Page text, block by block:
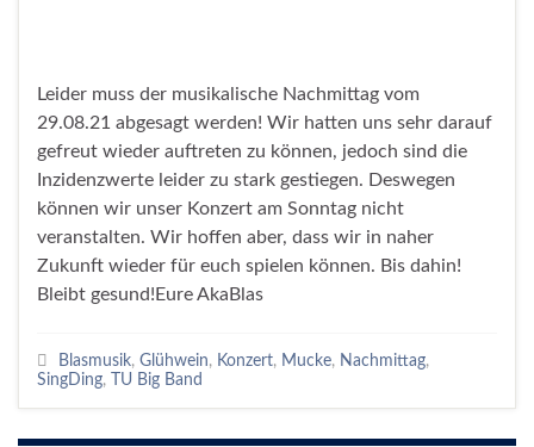
Leider muss der musikalische Nachmittag vom
29.08.21 abgesagt werden! Wir hatten uns sehr darauf
gefreut wieder auftreten zu können, jedoch sind die
Inzidenzwerte leider zu stark gestiegen. Deswegen
können wir unser Konzert am Sonntag nicht
veranstalten. Wir hoffen aber, dass wir in naher
Zukunft wieder für euch spielen können. Bis dahin!
Bleibt gesund!Eure AkaBlas
Blasmusik, Glühwein, Konzert, Mucke, Nachmittag,
SingDing, TU Big Band